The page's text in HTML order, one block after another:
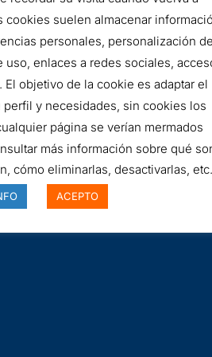
FILTRO
HIDRÁULICO
AÑADIR AL
SKU: RMR690E05B
cookies suelen almacenar
personales, personalización de
enlaces a redes sociales,
El objetivo de la cookie es adaptar el
y necesidades, sin cookies los
página se verían mermados
más información sobre qué
cómo eliminarlas, desactivarlas,
ACEPTO